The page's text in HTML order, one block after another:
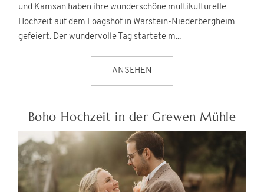
und Kamsan haben ihre wunderschöne multikulturelle
Hochzeit auf dem Loagshof in Warstein-Niederbergheim
gefeiert. Der wundervolle Tag startete m...
ANSEHEN
Boho Hochzeit in der Grewen Mühle